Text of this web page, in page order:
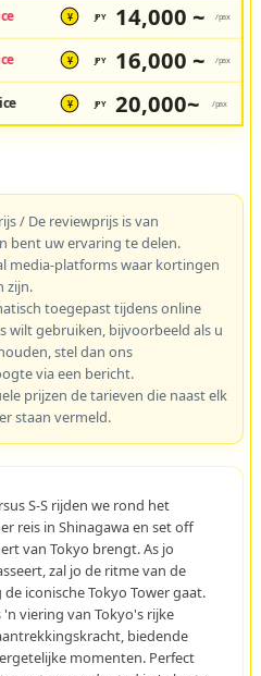
¥ JPY 14,000 ~ /pax
¥ JPY 16,000 ~ /pax
¥ JPY 20,000~ /pax
/ De reviewprijs is van
bent uw ervaring te delen.
media-platforms waar kortingen
zijn.
toegepast tijdens online
wilt gebruiken, bijvoorbeeld als u
stel dan ons
via een bericht.
prijzen de tarieven die naast elk
staan vermeld.
S-S rijden we rond het
reis in Shinagawa en set off
van Tokyo brengt. As jo
zal jo de ritme van de
iconische Tokyo Tower gaat.
viering van Tokyo's rijke
biedende
momenten. Perfect